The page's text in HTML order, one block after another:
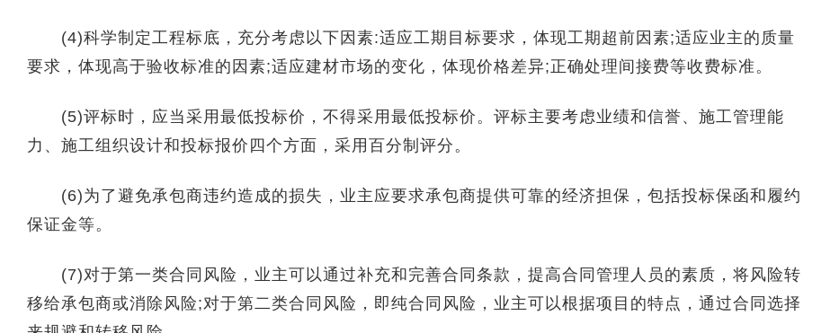
(4)科学制定工程标底，充分考虑以下因素:适应工期目标要求，体现工期超前因素;适应业主的质量
要求，体现高于验收标准的因素;适应建材市场的变化，体现价格差异;正确处理间接费等收费标准。
(5)评标时，应当采用最低投标价，不得采用最低投标价。评标主要考虑业绩和信誉、施工管理能
力、施工组织设计和投标报价四个方面，采用百分制评分。
(6)为了避免承包商违约造成的损失，业主应要求承包商提供可靠的经济担保，包括投标保函和履约
保证金等。
(7)对于第一类合同风险，业主可以通过补充和完善合同条款，提高合同管理人员的素质，将风险转
移给承包商或消除风险;对于第二类合同风险，即纯合同风险，业主可以根据项目的特点，通过合同选择